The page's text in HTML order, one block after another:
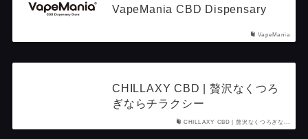
VapeMania
VapeMania CBD Dispensary
CHILLAXY CBD | 贅沢なくつろぎな...
CHILLAXY CBD | 贅沢なくつろ
ぎならチラクシー